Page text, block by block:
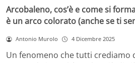
Arcobaleno, cos’è e come si
è un arco colorato (anche se ti
Antonio Murolo 4 Dicembre 2025
Un fenomeno che tutti crediamo